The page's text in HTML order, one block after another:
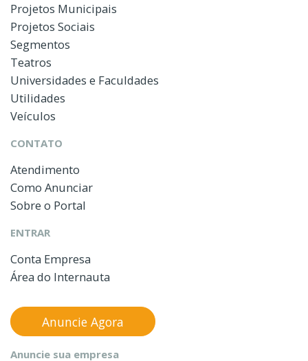
Projetos Municipais
Projetos Sociais
Segmentos
Teatros
Universidades e Faculdades
Utilidades
Veículos
CONTATO
Atendimento
Como Anunciar
Sobre o Portal
ENTRAR
Conta Empresa
Área do Internauta
Anuncie sua empresa
Anuncie Agora